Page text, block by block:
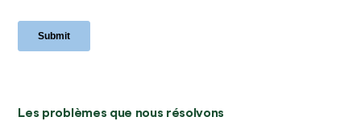
Les problèmes que nous résolvons